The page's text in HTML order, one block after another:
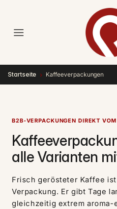
Startseite › Kaffeeverpackungen
B2B-VERPACKUNGEN DIREKT
alle Varianten
Aromaschutz für
& Home-Roaster
Frisch gerösteter Kaffee
Verpackung. Er gibt Tage
gleichzeitig extrem aroma-